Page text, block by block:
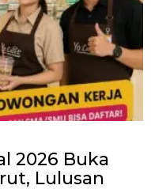
2026 Buka
Lulusan